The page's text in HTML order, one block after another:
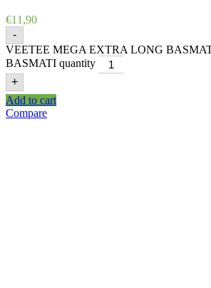
€11,90
-
VEETEE MEGA EXTRA LONG
BASMATI quantity
+
Add to cart
Compare